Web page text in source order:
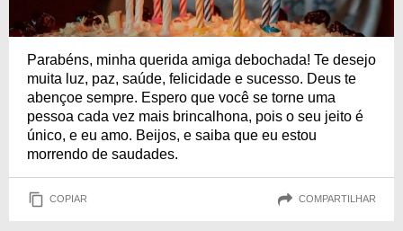
Parabéns, minha querida amiga debochada! Te desejo
muita luz, paz, saúde, felicidade e sucesso. Deus te
abençoe sempre. Espero que você se torne uma
pessoa cada vez mais brincalhona, pois o seu jeito é
único, e eu amo. Beijos, e saiba que eu estou
morrendo de saudades.
COPIAR COMPARTILHAR